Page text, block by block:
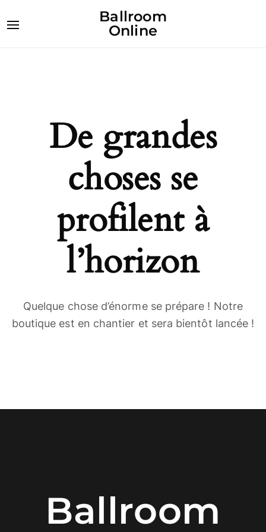
Ballroom
Online
De grandes
choses se
profilent à
l’horizon
Quelque chose d’énorme se prépare ! Notre
boutique est en chantier et sera bientôt lancée !
Ballroom